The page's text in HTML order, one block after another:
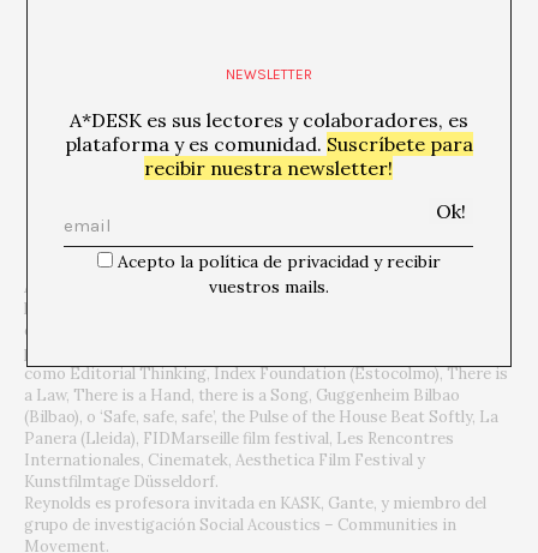
Alex Reynolds reside y trabaja entre Bruselas y Berlín. Sus obras
han sido recibidas en buzones, habladas por bocas ajenas,
escuchadas por teléfono o seguidas por las calles de una ciudad
para asentarse entre pantallas y bafles en exposiciones o cines,
como Editorial Thinking, Index Foundation (Estocolmo), There is
a Law, There is a Hand, there is a Song, Guggenheim Bilbao
(Bilbao), o ‘Safe, safe, safe’, the Pulse of the House Beat Softly, La
Panera (Lleida), FIDMarseille film festival, Les Rencontres
Internationales, Cinematek, Aesthetica Film Festival y
Kunstfilmtage Düsseldorf.
Reynolds es profesora invitada en KASK, Gante, y miembro del
grupo de investigación Social Acoustics – Communities in
Movement.
NEWSLETTER
A*DESK es sus lectores y colaboradores, es
plataforma y es comunidad. Suscríbete para
recibir nuestra newsletter!
Acepto la política de privacidad y recibir
vuestros mails.